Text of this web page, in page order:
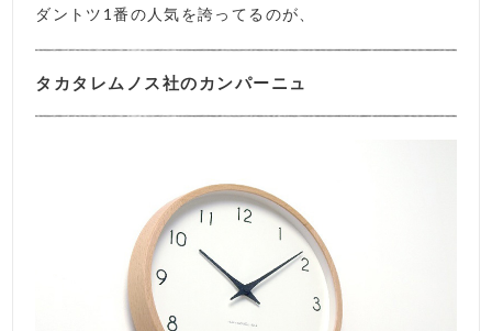
ダントツ1番の人気を誇ってるのが、
タカタレムノス社のカンパーニュ